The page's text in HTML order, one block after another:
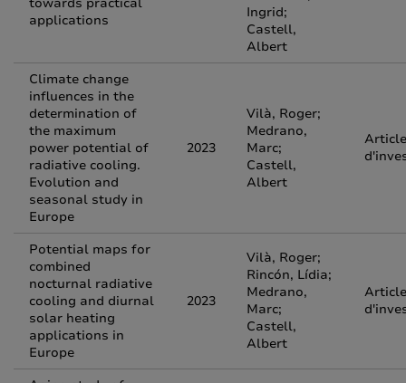
applications
Ingrid;
Castell,
Albert
Climate change
influences in the
determination of
the maximum
power potential of
radiative cooling.
Evolution and
seasonal study in
Europe
2023
Vilà, Roger;
Medrano,
Marc;
Castell,
Albert
Article
Potential maps for
combined
nocturnal radiative
cooling and diurnal
solar heating
applications in
Europe
2023
Vilà, Roger;
Rincón, Lídia;
Medrano,
Marc;
Castell,
Albert
Article